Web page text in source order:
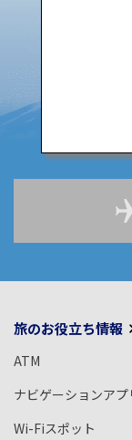
旅のお役立ち情報
ATM
ナビゲーションアプ
Wi-Fiスポット